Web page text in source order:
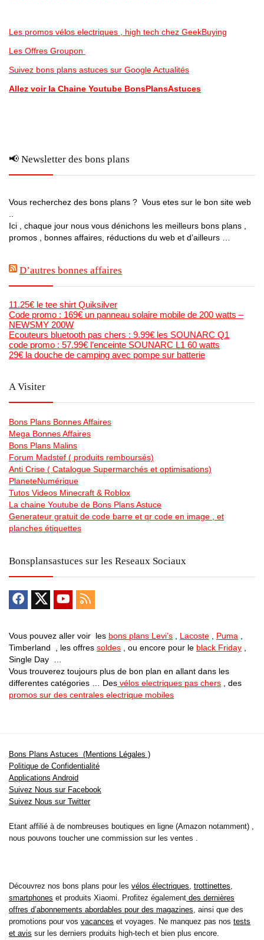
Les promos vélos electriques , high tech chez GeekBuying
Les Offres Groupon
Suivez bons plans astuces sur Google Actualités
Allez voir la Chaine Youtube BonsPlansAstuces
📢 Newsletter des bons plans
Vous recherchez des bons plans ? Vous etes sur le bon site web
..
Ici , chaque jour nous vous dénichons les meilleurs bons plans ,
promos , bonnes affaires, réductions du web et d’ailleurs …
D’autres bonnes affaires
11.25€ le tee shirt Quiksilver
Code promo : 169€ un panneau solaire mobile de 200 watts –
NEWSMY 200W
Ecouteurs bluetooth pas chers : 9.99€ les SOUNARC Q1
code promo : 57.99€ l’enceinte SOUNARC L1 60 watts
29€ la douche de camping avec pompe sur batterie
A Visiter
Bons Plans Bonnes Affaires
Mega Bonnes Affaires
Bons Plans Malins
Forum Madstef ( produits remboursés)
Anti Crise ( Catalogue Supermarchés et optimisations)
PlaneteNumérique
Tutos Videos Minecraft & Roblox
La chaine Youtube de Bons Plans Astuce
Generateur gratuit de code barre et qr code en image , et
planches étiquettes
Bonsplansastuces sur les Reseaux Sociaux
Vous pouvez aller voir les bons plans Levi’s , Lacoste , Puma ,
Timberland , les offres soldes , ou encore pour le black Friday ,
Single Day …
Vous trouverez toujours plus de bon plan en allant dans les
differentes catégories … Des vélos electriques pas chers , des
promos sur des centrales electrique mobiles
Bons Plans Astuces (Mentions Légales )
Politique de Confidentialité
Applications Android
Suivez Nous sur Facebook
Suivez Nous sur Twitter
Etant affilié à de nombreuses boutiques en ligne (Amazon notamment) ,
nous pouvons toucher une commission sur les ventes .
Découvrez nos bons plans pour les vélos électriques, trottinettes,
smartphones et produits Xiaomi. Profitez également des dernières
offres d’abonnements abordables pour des magazines, ainsi que des
promotions pour vos vacances et voyages. Ne manquez pas nos tests
et avis sur les derniers produits high-tech et bien plus encore.